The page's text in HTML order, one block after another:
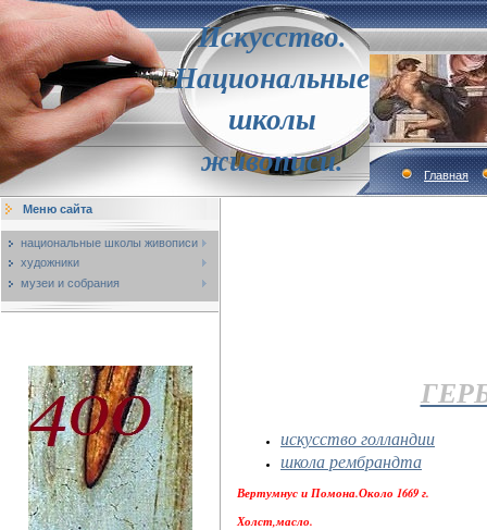
Искусство.
Национальные
школы
живописи.
Главная
Меню сайта
национальные школы живописи
художники
музеи и собрания
искусство голландии
школа рембрандта
Вертумнус и Помона.Около 1669 г.
Холст,масло.